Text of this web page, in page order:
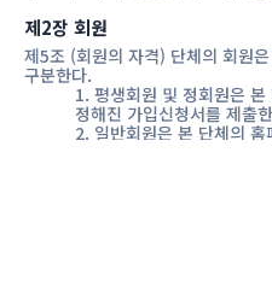
제2장 회원
제5조 (회원의 자격) 단체의 회원
구분한다.
1. 평생회원 및 정회원은
정해진 가입신청서를 제출
2. 일반회원은 본 단체의